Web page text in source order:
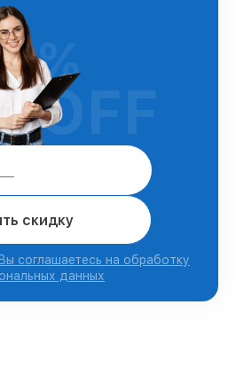
скидку
соглашаетесь на обработку
данных
%
OFF